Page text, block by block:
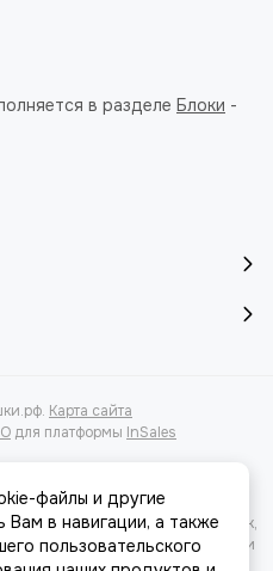
в разделе Блоки -
Карта сайта
для платформы InSales
касающаяся характеристик,
характер и ни при
офертой, определяемой
файлы и другие
Вам в навигации, а также
пользовательского